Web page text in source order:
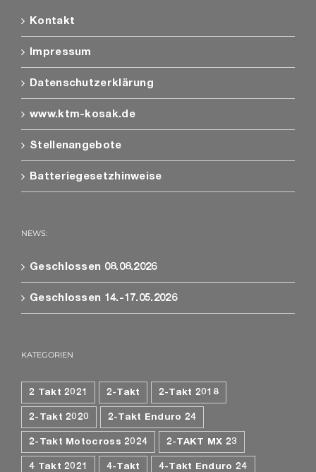
Kontakt
Impressum
Datenschutzerklärung
www.ktm-kosak.de
Stellenangebote
Batteriegesetzhinweise
NEWS:
Geschlossen 08.08.2026
Geschlossen 14.-17.05.2026
KATEGORIEN
2 Takt 2021 2-Takt 2-Takt 2018
2-Takt 2020 2-Takt Enduro 24
2-Takt Motocross 2024 2-TAKT MX 23
4 Takt 2021 4-Takt 4-Takt Enduro 24